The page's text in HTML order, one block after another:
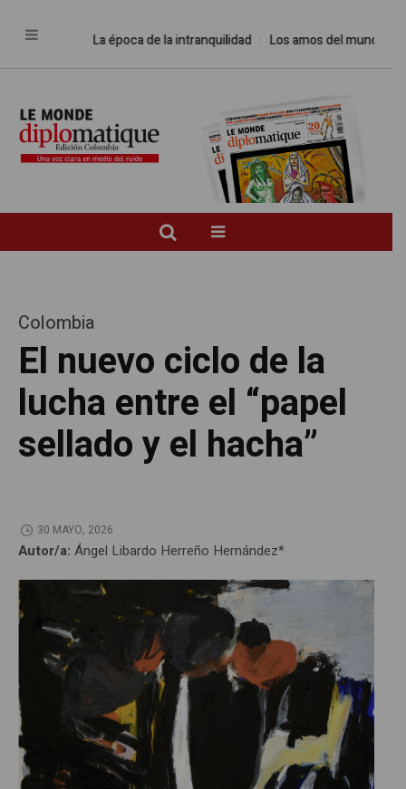
La época de la intranquilidad Los amos del mundo
Colombia
El nuevo ciclo de la
lucha entre el “papel
sellado y el hacha”
30 MAYO, 2026
Autor/a: Ángel Libardo Herreño Hernández*